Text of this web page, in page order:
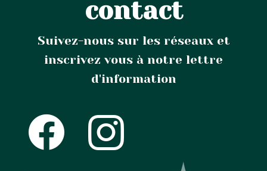
contact
Suivez-nous sur les réseaux et
inscrivez vous à notre lettre
d'information